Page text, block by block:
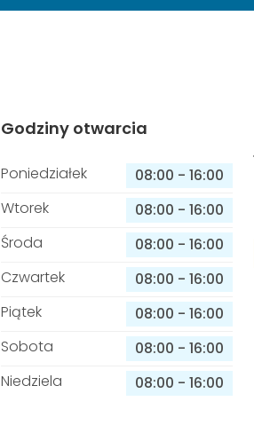
Godziny otwarcia
Poniedziałek 08:00 - 16:00
Wtorek
08:00 - 16:00
Środa
08:00 - 16:00
Czwartek
08:00 - 16:00
Piątek
08:00 - 16:00
Sobota
08:00 - 16:00
Niedziela
08:00 - 16:00